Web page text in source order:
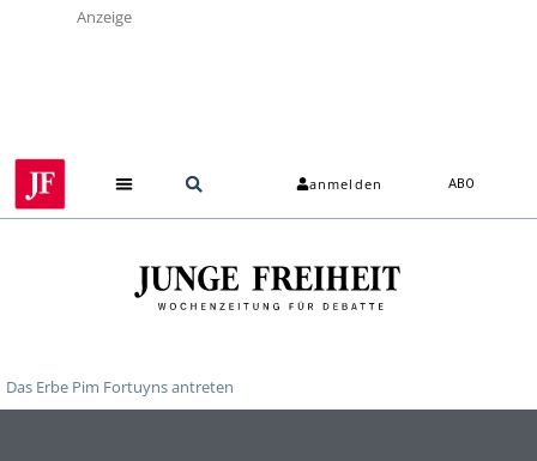
Anzeige
anmelden ABO
Das Erbe Pim Fortuyns antreten